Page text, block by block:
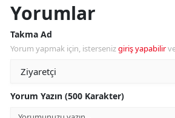
Yorumlar
Takma Ad
Yorum yapmak için, istersenizgiriş yapabilir
Yorum Yazın (500 Karakter)